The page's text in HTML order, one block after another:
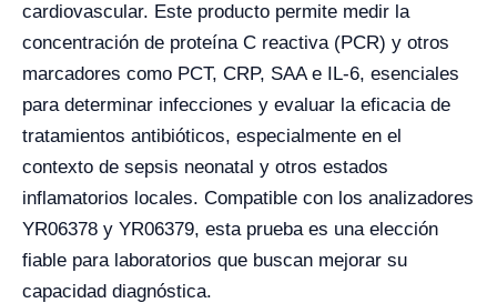
cardiovascular. Este producto permite medir la
concentración de proteína C reactiva (PCR) y otros
marcadores como PCT, CRP, SAA e IL-6, esenciales
para determinar infecciones y evaluar la eficacia de
tratamientos antibióticos, especialmente en el
contexto de sepsis neonatal y otros estados
inflamatorios locales. Compatible con los analizadores
YR06378 y YR06379, esta prueba es una elección
fiable para laboratorios que buscan mejorar su
capacidad diagnóstica.